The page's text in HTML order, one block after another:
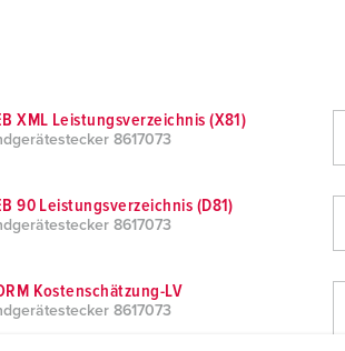
XML Leistungsverzeichnis (X81)
8617073
90 Leistungsverzeichnis (D81)
8617073
Kostenschätzung-LV
8617073